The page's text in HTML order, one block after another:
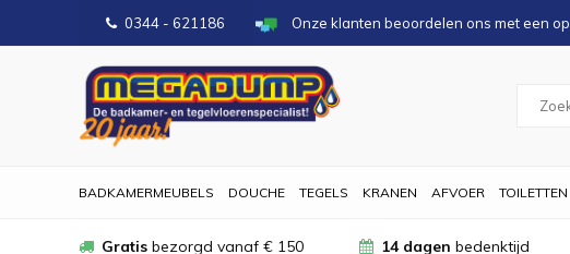
0344 - 621186 Onze klanten beoordelen ons met een op
BADKAMERMEUBELS DOUCHE TEGELS KRANEN AFVOER TOILETTEN
Gratis bezorgd vanaf € 150 14 dagen bedenktijd